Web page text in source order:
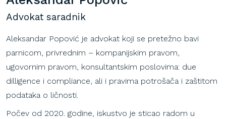
Advokat saradnik
Aleksandar Popović je advokat koji se pretežno bavi
parnicom, privrednim – kompanijskim pravom,
ugovornim pravom, konsultantskim poslovima: due
dilligence i compliance, ali i pravima potrošača i zaštitom
podataka o ličnosti.
Počev od 2020. godine, iskustvo je sticao radom u